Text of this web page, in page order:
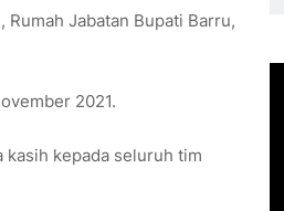
Jabatan Bupati Barru,
2021.
kasih kepada seluruh tim